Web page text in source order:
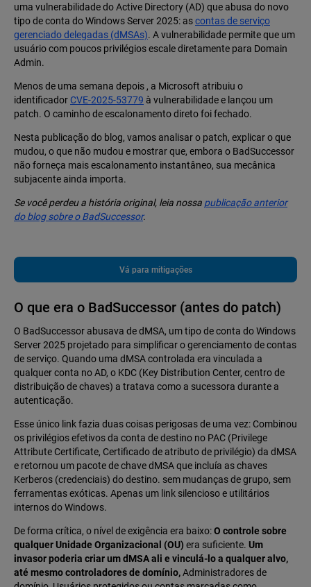
uma vulnerabilidade do Active Directory (AD) que abusa do novo
tipo de conta do Windows Server 2025: ascontas de serviço
gerenciado delegadas (dMSAs). A vulnerabilidade permite que um
usuário com poucos privilégios escale diretamente para Domain
Admin.
Menos de uma semana depois , a Microsoft atribuiu o
identificador CVE-2025-53779 à vulnerabilidade e lançou um
patch. O caminho de escalonamento direto foi fechado.
Nesta publicação do blog, vamos analisar o patch, explicar o que
mudou, o que não mudou e mostrar que, embora o BadSuccessor
não forneça mais escalonamento instantâneo, sua mecânica
subjacente ainda importa.
Se você perdeu a história original, leia nossa publicação anterior
do blog sobre o BadSuccessor.
Vá para mitigações
O que era o BadSuccessor (antes do patch)
O BadSuccessor abusava de dMSA, um tipo de conta do Windows
Server 2025 projetado para simplificar o gerenciamento de contas
de serviço. Quando uma dMSA controlada era vinculada a
qualquer conta no AD, o KDC (Key Distribution Center, centro de
distribuição de chaves) a tratava como a sucessora durante a
autenticação.
Esse único link fazia duas coisas perigosas de uma vez: Combinou
os privilégios efetivos da conta de destino no PAC (Privilege
Attribute Certificate, Certificado de atributo de privilégio) da dMSA
e retornou um pacote de chave dMSA que incluía as chaves
Kerberos (credenciais) do destino. sem mudanças de grupo, sem
ferramentas exóticas. Apenas um link silencioso e utilitários
internos do Windows.
De forma crítica, o nível de exigência era baixo:O controle sobre
qualquer Unidade Organizacional (OU) era suficiente. Um
invasor poderia criar um dMSA ali e vinculá-lo a qualquer alvo,
até mesmo controladores de domínio,Administradores de